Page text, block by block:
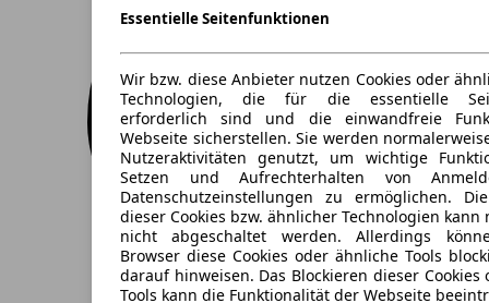
Essentielle Seitenfunktionen
Wir bzw. diese Anbieter nutzen Cookies oder
Technologien, die für die essentielle
erforderlich sind und die einwandfreie
Webseite sicherstellen. Sie werden
Nutzeraktivitäten genutzt, um wichtige
Setzen und Aufrechterhalten von
Datenschutzeinstellungen zu ermöglichen.
dieser Cookies bzw. ähnlicher Technologien kann
nicht abgeschaltet werden. Allerdings
Browser diese Cookies oder ähnliche Tools
darauf hinweisen. Das Blockieren dieser
Tools kann die Funktionalität der Webseite